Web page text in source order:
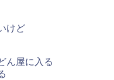
けど
ん屋に入る